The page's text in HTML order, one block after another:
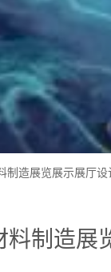
制造展览展示展厅设
料制造展